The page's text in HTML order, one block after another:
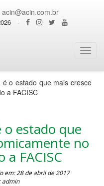
acin@acin.com.br
-
é o estado que mais cresce
a FACISC
o estado que
no
a FACISC
em: 28 de abril de 2017
admin